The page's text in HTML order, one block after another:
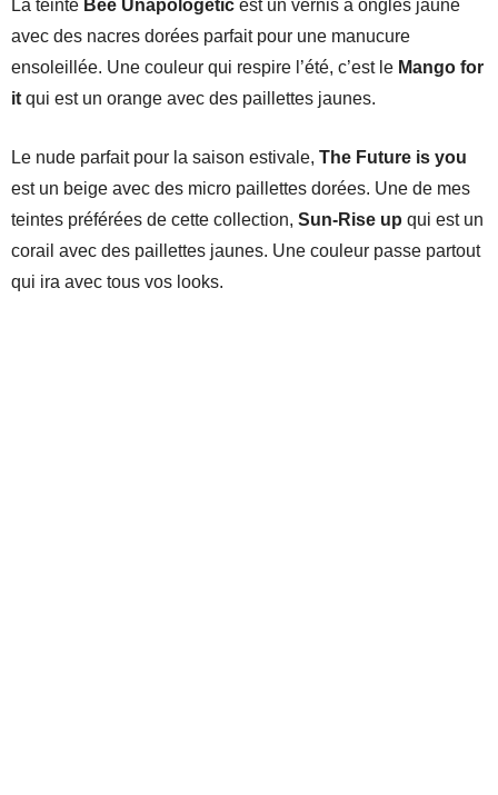
La teinte Bee Unapologetic est un vernis à ongles jaune
avec des nacres dorées parfait pour une manucure
ensoleillée. Une couleur qui respire l’été, c’est le Mango for
it qui est un orange avec des paillettes jaunes.
Le nude parfait pour la saison estivale, The Future is you
est un beige avec des micro paillettes dorées. Une de mes
teintes préférées de cette collection, Sun-Rise up qui est un
corail avec des paillettes jaunes. Une couleur passe partout
qui ira avec tous vos looks.